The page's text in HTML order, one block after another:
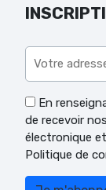
En
de recevoir
électronique
Politique de